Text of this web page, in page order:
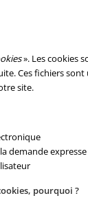
». Les cookies
Ces fichiers
site.
demande
pourquoi ?